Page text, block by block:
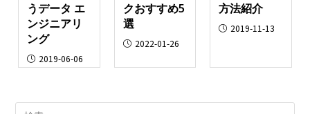
うデータ エ
ンジニアリ
ング
2019-06-06
クおすすめ5
選
2022-01-26
方法紹介
2019-11-13